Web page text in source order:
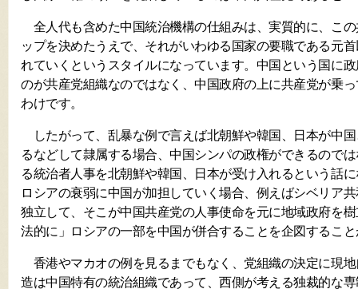
全人代も含めた中国統治機構の仕組みは、実質的に、こ
ップを決めたうえで、それがいわゆる国家の要職である元
れていくというスタイルになっています。中国という国に
のが共産党組織なのではなく、中国政府の上に共産党が乗
わけです。
したがって、乱暴な例で言えば北朝鮮や韓国、日本が中
るなどして隷属する場合、中国シンパの政権ができるので
る統治者人事を北朝鮮や韓国、日本が受け入れるという話
ロシアの衰弱に中国が加担していく場合、例えばシベリア
独立して、そこが中国共産党の人事使命を元に地域政府を
法的に」ロシアの一部を中国が併合することを企図するこ
香港やマカオの例を見るまでもなく、党組織の決定に現
造は中国特有の統治組織であって、西側が考える独裁的な